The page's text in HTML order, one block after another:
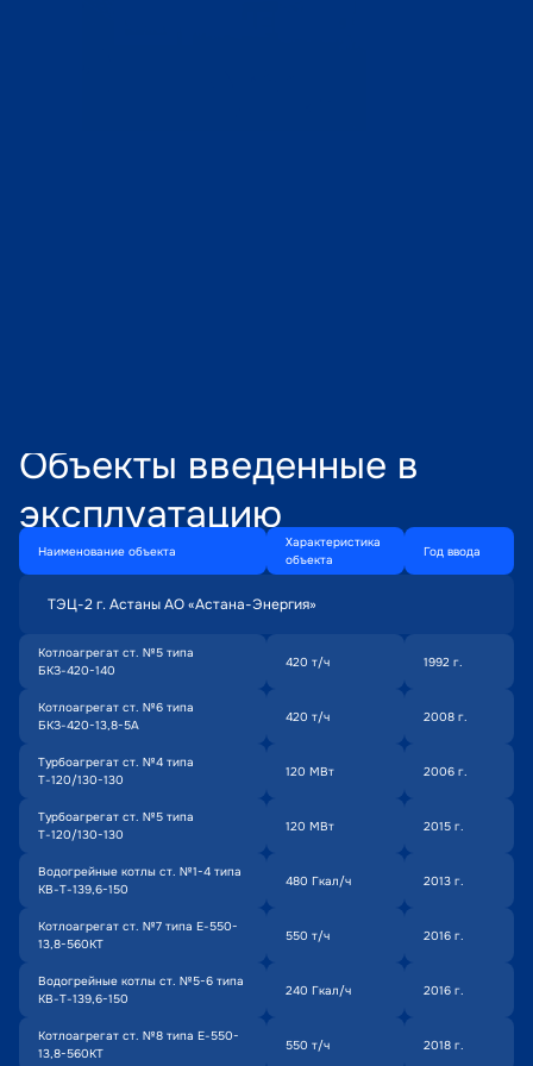
Объекты введенные в
эксплуатацию
Наименование объекта
Характеристика
объекта
Год ввода
ТЭЦ-2 г. Астаны АО «Астана-Энергия»
Котлоагрегат ст. №5 типа
БКЗ-420-140
420 т/ч 1992 г.
Котлоагрегат ст. №6 типа
БКЗ-420-13,8-5А
420 т/ч 2008 г.
Турбоагрегат ст. №4 типа
Т-120/130-130
120 МВт 2006 г.
Турбоагрегат ст. №5 типа
Т-120/130-130
120 МВт 2015 г.
Водогрейные котлы ст. №1-4 типа
КВ-Т-139,6-150
480 Гкал/ч 2013 г.
Котлоагрегат ст. №7 типа Е-550-
13,8-560КТ
550 т/ч 2016 г.
Водогрейные котлы ст. №5-6 типа
КВ-Т-139,6-150
240 Гкал/ч 2016 г.
Котлоагрегат ст. №8 типа Е-550-
13,8-560КТ
550 т/ч 2018 г.